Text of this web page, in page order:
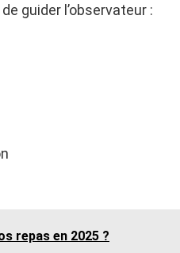
guider l’observateur :
repas en 2025 ?